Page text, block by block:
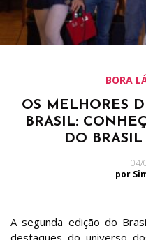
BORA
OS MELHORES
BRASIL:
DO
04/
por
A segunda edição do